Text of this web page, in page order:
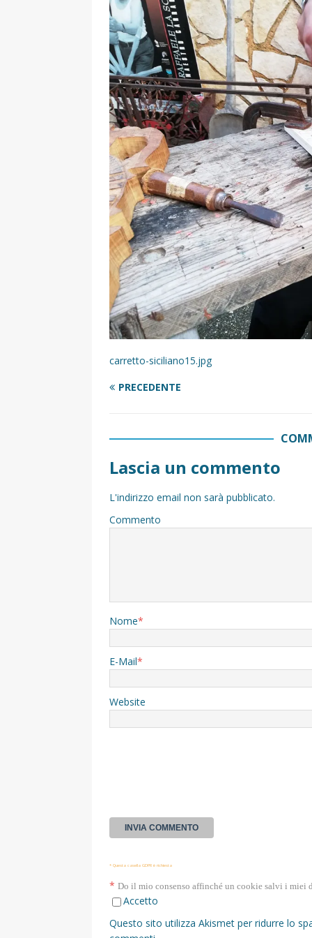
[ 17 Dicembre 2025 ]
UTILI
[ 14 Settembre 2025 ]
Rifugi e
PARCHI NATURALI E AREE
[ 2 Aprile 2025 ] Escursioni in
VIAGGI IN SICILIA
[ 17 Settembre 2023 ]
DIDATTICHE
[ 19 Gennaio 2023 ] Visitare la
VIAGGI IN SICILIA
[ 20 Marzo 2022 ] Cosa fare
VIAGGI IN SICILIA
carretto-siciliano15.jpg
PRECEDENTE
Lascia un commento
L'indirizzo email non sarà pubblicato.
Commento
Nome*
E-Mail*
Website
* Questa casella GDPR è richiesta
* Do il mio consenso affinché un cookie salvi i miei
Accetto
Questo sito utilizza Akismet per ridurre lo